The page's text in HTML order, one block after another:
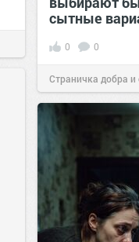
сытные
0 0
Страничка добра
позитива!10:38